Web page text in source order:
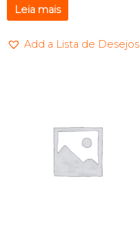
Leia mais
Add a Lista de Desejos